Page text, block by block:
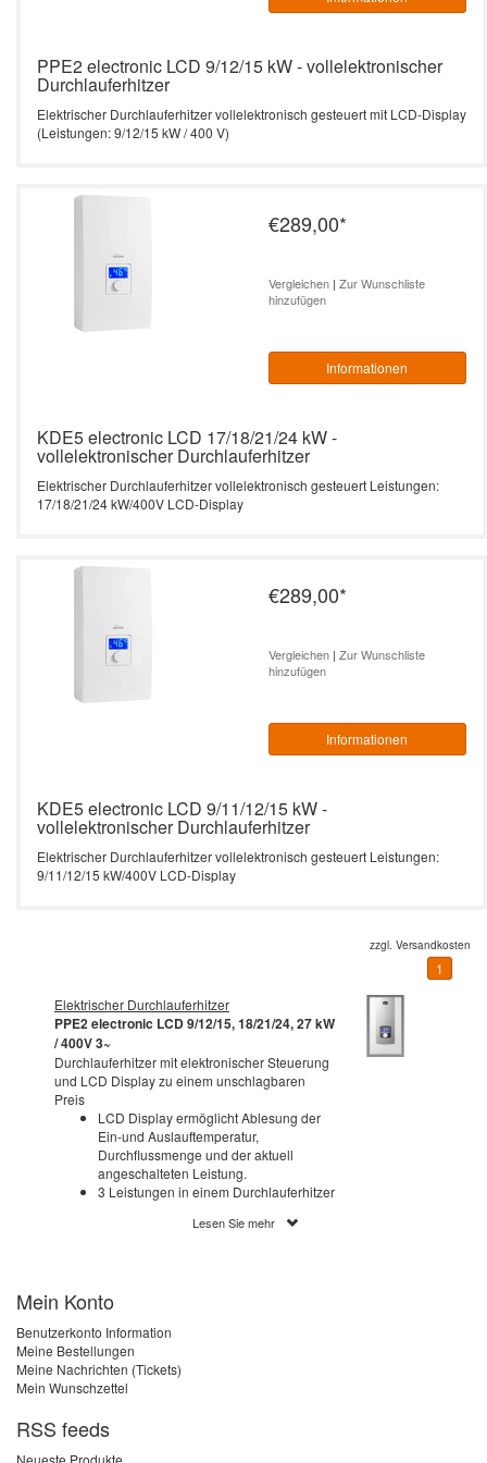
PPE2 electronic LCD 9/12/15 kW - vollelektronischer
Durchlauferhitzer
Elektrischer Durchlauferhitzer vollelektronisch gesteuert mit LCD-Display
(Leistungen: 9/12/15 kW / 400 V)
€289,00*
Vergleichen| Zur Wunschliste
hinzufügen
Informationen
KDE5 electronic LCD 17/18/21/24 kW -
vollelektronischer Durchlauferhitzer
Elektrischer Durchlauferhitzer vollelektronisch gesteuert Leistungen:
17/18/21/24 kW/400V LCD-Display
€289,00*
Vergleichen| Zur Wunschliste
hinzufügen
Informationen
KDE5 electronic LCD 9/11/12/15 kW -
vollelektronischer Durchlauferhitzer
Elektrischer Durchlauferhitzer vollelektronisch gesteuert Leistungen:
9/11/12/15 kW/400V LCD-Display
zzgl. Versandkosten
1
Elektrischer Durchlauferhitzer
PPE2 electronic LCD 9/12/15, 18/21/24, 27 kW
/ 400V 3~
Durchlauferhitzer mit elektronischer Steuerung
und LCD Display zu einem unschlagbaren
Preis
LCD Display ermöglicht Ablesung der
Ein-und Auslauftemperatur,
Durchflussmenge und der aktuell
angeschalteten Leistung.
3 Leistungen in einem Durchlauferhitzer
Leistungseinstellung (betrifft nicht 27 kW
Möglichkeit der Erwärmung des
(Wassertemperatur bis zu 70C)
Blockade der maximalen Temperatur
(z.B. um Kinder vor eventueller
Verbrennungsgefahr zu schützen).
Einschalten bei geringem Druck von 0,1
Lesen Sie mehr
Mein Konto
Benutzerkonto Information
Meine Bestellungen
Meine Nachrichten (Tickets)
Mein Wunschzettel
RSS feeds